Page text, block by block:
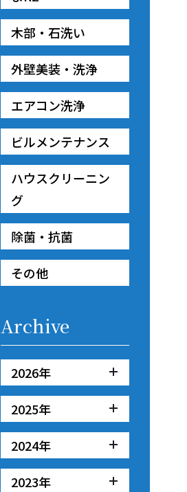
木部・石洗い
外壁美装・洗浄
エアコン洗浄
ビルメンテナンス
ハウスクリーニン
グ
除菌・抗菌
その他
Archive
2026年
2025年
2024年
2023年